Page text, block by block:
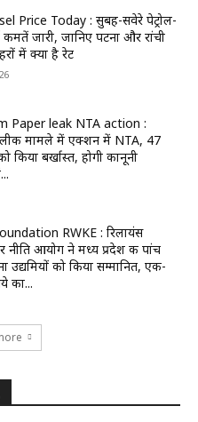
Price Today : सुबह-सवेरे पेट्रोल-
जारी, जानिए पटना और रांची
में क्या है रेट
Paper leak NTA action :
मामले में एक्शन में NTA, 47
किया बर्खास्त, होगी कानूनी
RWKE : रिलायंस
आयोग ने मध्य प्रदेश की पांच
उद्यमियों को किया सम्मानित, एक-
का...